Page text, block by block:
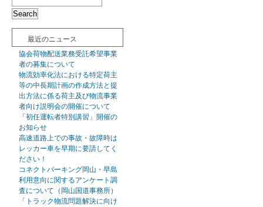
最近のニュース
協会荷物配送業務受託希望事業
者の募集について
物流効率化法における特定荷主
等の中長期計画の作成方法と提
出方法に係る荷主及び物流事業
者向け説明会の開催について
「初任運転者特別講習」開催の
お知らせ
高速道路上での事故・故障時は
レッカー車を早期に要請してく
ださい！
コネクトパーキング岡山・早島
利用意向に関するアンケート調
査について（岡山国道事務所）
「トラック物流問題解決に向け